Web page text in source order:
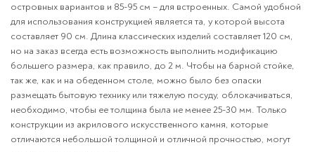
островных вариантов и 85-95 см – для встроенных. Самой удобной
для использования конструкцией является та, у которой высота
составляет 90 см. Длина классических изделий составляет 120 см,
но на заказ всегда есть возможность выполнить модификацию
большего размера, как правило, до 2 м. Чтобы на барной стойке,
так же, как и на обеденном столе, можно было без опаски
размещать бытовую технику или тяжелую посуду, облокачиваться,
необходимо, чтобы ее толщина была не менее 25-30 мм. Только
конструкции из акрилового искусственного камня, которые
отличаются небольшой толщиной и отличной прочностью, могут